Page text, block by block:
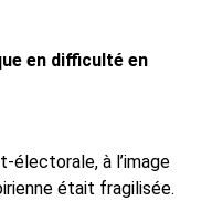
en difficulté en
électorale, à l’image
était fragilisée.